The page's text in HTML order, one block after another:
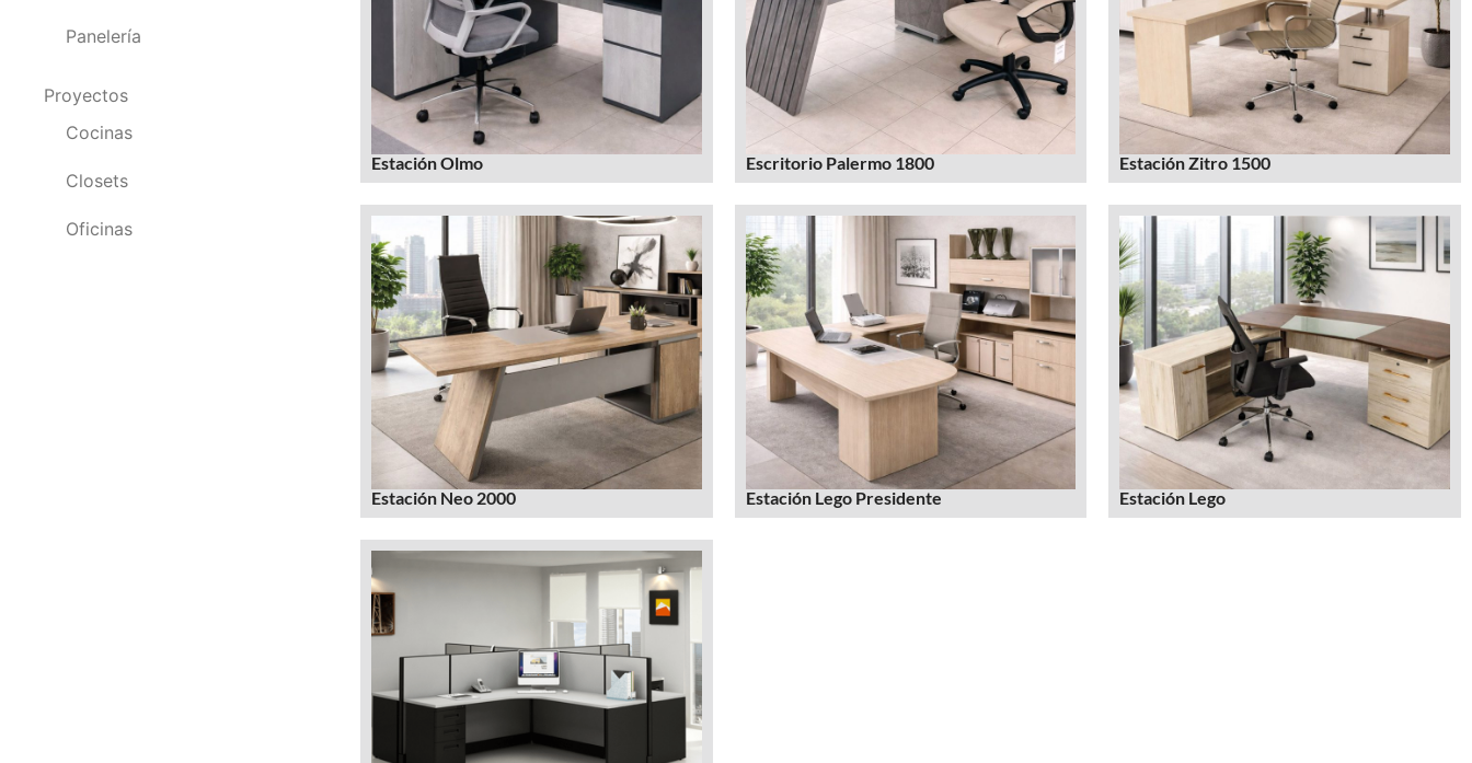
Panelería
Proyectos
Cocinas
Closets
Oficinas
Estación Olmo Escritorio Palermo 1800 Estación Zitro 1500
Estación Neo 2000 Estación Lego Presidente Estación Lego